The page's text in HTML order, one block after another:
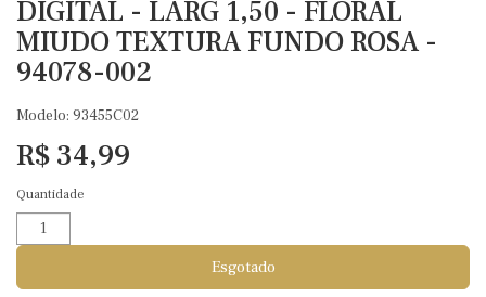
DIGITAL - LARG 1,50 - FLORAL
MIUDO TEXTURA FUNDO ROSA -
94078-002
Modelo: 93455C02
R$ 34,99
Quantidade
Esgotado